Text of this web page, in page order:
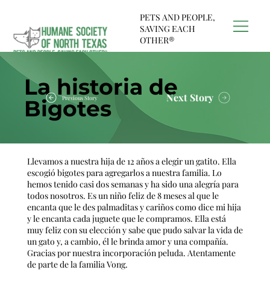
PETS AND PEOPLE,
SAVING EACH
OTHER®
La historia de
Bigotes
Next Story
Previous Story
Llevamos a nuestra hija de 12 años a elegir un gatito. Ella
escogió bigotes para agregarlos a nuestra familia. Lo
hemos tenido casi dos semanas y ha sido una alegría para
todos nosotros. Es un niño feliz de 8 meses al que le
encanta que le des palmaditas y cariños como dice mi hija
y le encanta cada juguete que le compramos. Ella está
muy feliz con su elección y sabe que pudo salvar la vida de
un gato y, a cambio, él le brinda amor y una compañía.
Gracias por nuestra incorporación peluda. Atentamente
de parte de la familia Vong.